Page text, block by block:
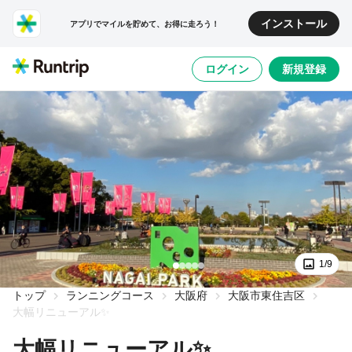
アプリでマイルを貯めて、お得に走ろう！ インストール
ログイン 新規登録
1/9
トップ ランニングコース 大阪府
大阪市東住吉区
大幅リニューアル✨